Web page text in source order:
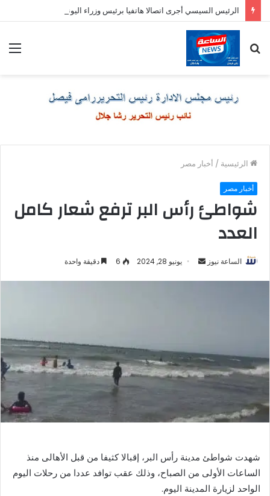
الرئيس السيسي أجرى اتصالا هاتفيا برئيس وزراء اليونان
عن
الرئيسية / أخبار مصر
أخبار مصر
شواطئ رأس البر ترفع شعار كامل
العدد
الساعة نيوز
أرسل يونيو 28, 2024 6 دقيقة واحدة
شهدت شواطئ مدينة رأس البر، إقبالا كثيفا من قبل الأهالى منذ
الساعات الأولى من الصباح، وذلك عقب توافد عددا من رحلات اليوم
الواحد لزيارة المدينة اليوم.